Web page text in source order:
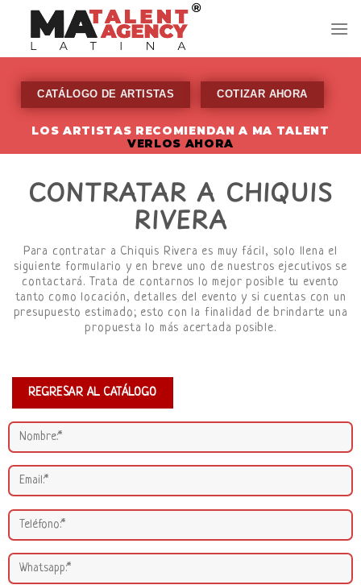
content
CATÁLOGO DE ARTISTAS COTIZAR AHORA
LOS ARTISTAS RECOMIENDAN A MA TALENT
VERLOS AHORA
CONTRATAR A CHIQUIS
RIVERA
Para contratar a Chiquis Rivera es muy fácil, solo llena el
siguiente formulario y en breve uno de nuestros ejecutivos se
contactará. Trata de contarnos lo mejor posible tu evento
tanto como locación, detalles del evento y si cuentas con un
presupuesto estimado; esto con la finalidad de brindarte una
propuesta lo más acertada posible.
REGRESAR AL CATÁLOGO